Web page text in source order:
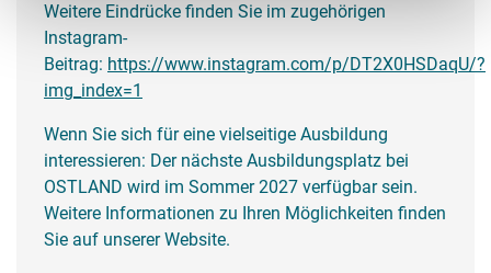
Weitere Eindrücke finden Sie im zugehörigen
Instagram-
Beitrag: https://www.instagram.com/p/DT2X0HSDaqU/?
img_index=1
Wenn Sie sich für eine vielseitige Ausbildung
interessieren: Der nächste Ausbildungsplatz bei
OSTLAND wird im Sommer 2027 verfügbar sein.
Weitere Informationen zu Ihren Möglichkeiten finden
Sie auf unserer Website.